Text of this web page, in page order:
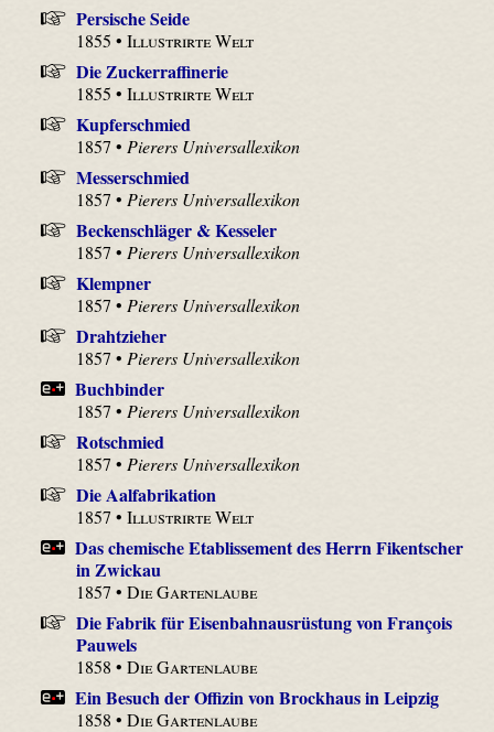
Persische Seide
1855 •Illustrirte Welt
Die Zuckerraffinerie
1855 •Illustrirte Welt
Kupferschmied
1857 • Pierers Universallexikon
Messerschmied
1857 • Pierers Universallexikon
Beckenschläger & Kesseler
1857 • Pierers Universallexikon
Klempner
1857 • Pierers Universallexikon
Drahtzieher
1857 • Pierers Universallexikon
Buchbinder
1857 • Pierers Universallexikon
Rotschmied
1857 • Pierers Universallexikon
Die Aalfabrikation
1857 •Illustrirte Welt
Das chemische Etablissement des Herrn Fikentscher
in Zwickau
1857 •Die Gartenlaube
Die Fabrik für Eisenbahnausrüstung von François
Pauwels
1858 •Die Gartenlaube
Ein Besuch der Offizin von Brockhaus in Leipzig
1858 •Die Gartenlaube